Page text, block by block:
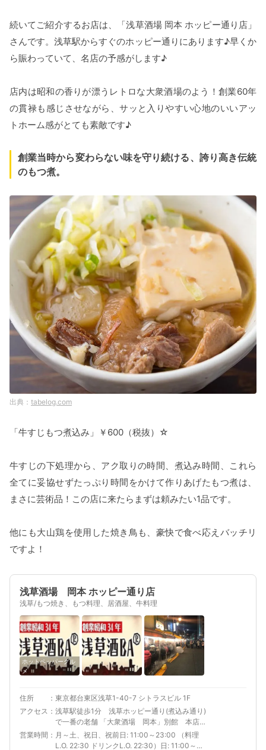
続いてご紹介するお店は、「浅草酒場 岡本 ホッピー通り店」
さんです。浅草駅からすぐのホッピー通りにあります♪早くか
ら賑わっていて、名店の予感がします♪
店内は昭和の香りが漂うレトロな大衆酒場のよう！創業60年
の貫禄も感じさせながら、サッと入りやすい心地のいいアッ
トホーム感がとても素敵です♪
創業当時から変わらない味を守り続ける、誇り高き伝統
のもつ煮。
tabelog.com
「牛すじもつ煮込み」￥600（税抜）☆
牛すじの下処理から、アク取りの時間、煮込み時間、これら
全てに妥協せずたっぷり時間をかけて作りあげたもつ煮は、
まさに芸術品！この店に来たらまずは頼みたい1品です。
他にも大山鶏を使用した焼き鳥も、豪快で食べ応えバッチリ
ですよ！
浅草酒場 岡本 ホッピー通り店
浅草/もつ焼き、もつ料理、居酒屋、牛料理
ホットペッパーグル
メ
住所
東京都台東区浅草1-40-7 シトラスビル 1F
アクセス
浅草駅徒歩1分 浅草ホッピー通り(煮込み通り)
で一番の老舗 「大衆酒場 岡本」別館 本店よ
り歩いて20秒☆宴会にもＯＫ
営業時間
月～土、祝日、祝前日: 11:00～23:00 （料理
L.O. 22:30 ドリンクL.O. 22:30）日: 11:00～